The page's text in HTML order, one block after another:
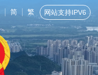
简 繁 网站支持IPV6